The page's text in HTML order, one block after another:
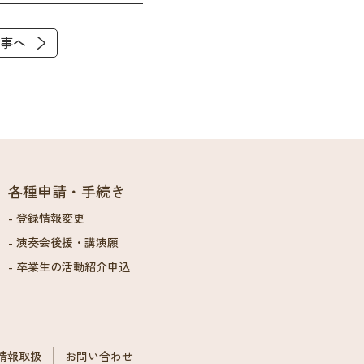
へ
各種申請・手続き
登録情報変更
演奏会後援・講演願
卒業生の活動紹介申込
報取扱 お問い合わせ